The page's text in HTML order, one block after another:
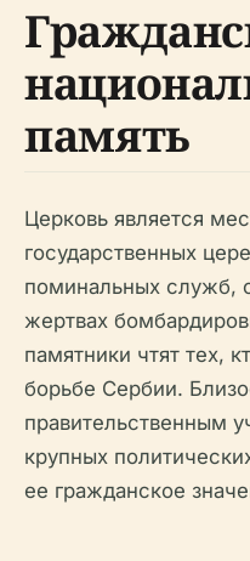
память
Церковь является
государственных
поминальных служб,
жертвах
памятники чтят тех,
борьбе Сербии.
правительственным
крупных
ее гражданское